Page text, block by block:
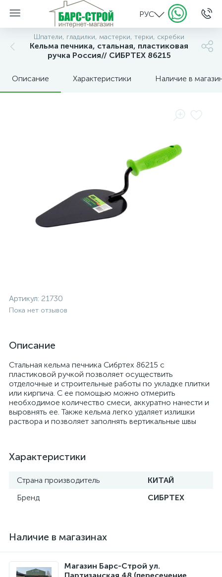
РУС
Шпатели, гладилки, мастерки, терки, скребки
Кельма печника, стальная, пластиковая
ручка Россия// СИБРТЕХ 86215
Описание Характеристики Наличие в
Артикул: 21730
Пока нет отзывов
Описание
Стальная кельма печника Сибртех 86215 с
пластиковой ручкой позволяет осуществить
отделочные и строительные работы по укладке плитки
или кирпича. С ее помощью можно отмерить
необходимое количество смеси, аккуратно нанести и
выровнять ее. Также кельма легко удаляет излишки
раствора и позволяет заполнять вертикальные швы
Характеристики
Страна производитель
КИТАЙ
Бренд
СИБРТЕХ
Наличие в магазинах
Магазин Барс-Строй ул.